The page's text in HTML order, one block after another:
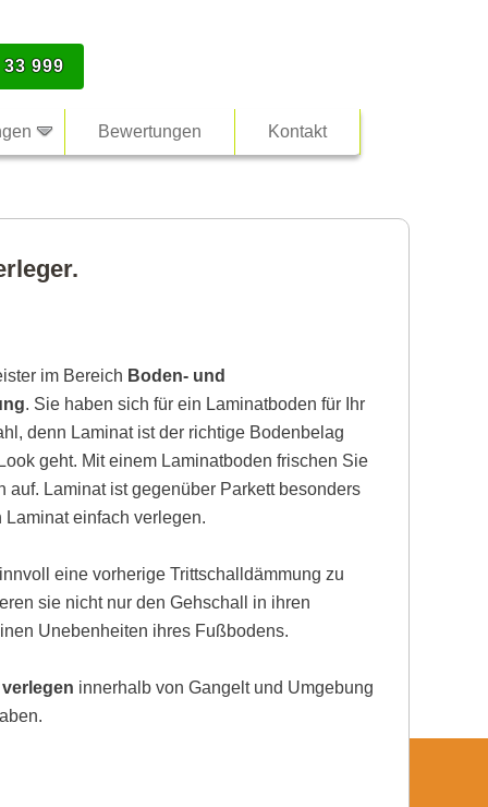
999
Bewertungen Kontakt
im Bereich Boden- und
. Sie haben sich für ein Laminatboden für Ihr
denn Laminat ist der richtige Bodenbelag
geht. Mit einem Laminatboden frischen Sie
Laminat ist gegenüber Parkett besonders
einfach verlegen.
eine vorherige Trittschalldämmung zu
sie nicht nur den Gehschall in ihren
Unebenheiten ihres Fußbodens.
innerhalb von Gangelt und Umgebung